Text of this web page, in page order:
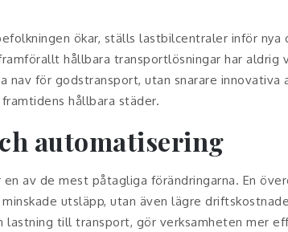
ökar, ställs lastbilcentraler inför nya
hållbara transportlösningar har aldrig
nav för godstransport, utan snarare innovativa
hållbara städer.
automatisering
av de mest påtagliga förändringarna. En
utsläpp, utan även lägre
lastning till transport, gör verksamheten mer